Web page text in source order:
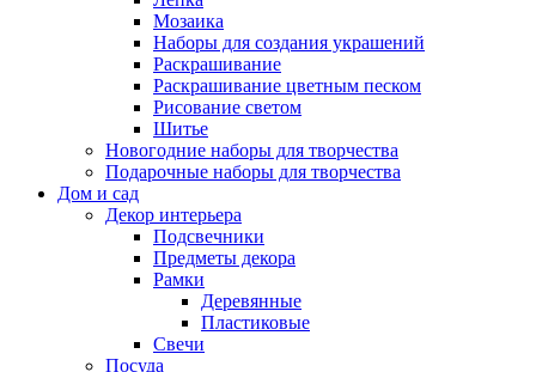
Мозаика
Наборы для создания украшений
Раскрашивание
Раскрашивание цветным песком
Рисование светом
Шитье
Новогодние наборы для творчества
Подарочные наборы для творчества
Дом и сад
Декор интерьера
Подсвечники
Предметы декора
Рамки
Деревянные
Пластиковые
Свечи
Посуда